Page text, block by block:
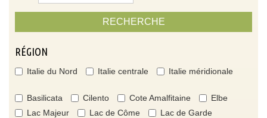
RECHERCHE
RÉGION
Italie du Nord Italie centrale Italie méridionale
Basilicata Cilento Cote Amalfitaine
Elbe
Lac Majeur
Lac de Côme
Lac de Garde